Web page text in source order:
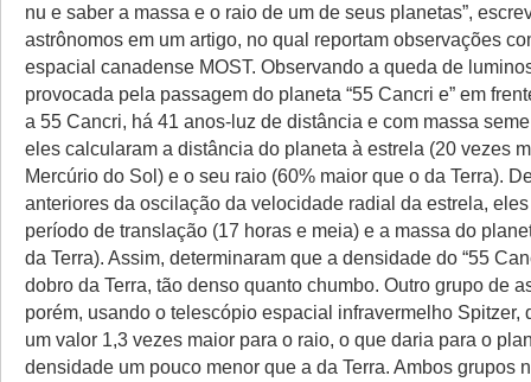
nu e saber a massa e o raio de um de seus planetas”,
astrônomos em um artigo, no qual reportam observações
espacial canadense MOST. Observando a queda de
provocada pela passagem do planeta “55 Cancri e” em
a 55 Cancri, há 41 anos-luz de distância e com massa
eles calcularam a distância do planeta à estrela (20 vezes
Mercúrio do Sol) e o seu raio (60% maior que o da Terra).
anteriores da oscilação da velocidade radial da estrela,
período de translação (17 horas e meia) e a massa do
da Terra). Assim, determinaram que a densidade do “55
dobro da Terra, tão denso quanto chumbo. Outro grupo de
porém, usando o telescópio espacial infravermelho Spitzer,
um valor 1,3 vezes maior para o raio, o que daria para o
densidade um pouco menor que a da Terra. Ambos grupos